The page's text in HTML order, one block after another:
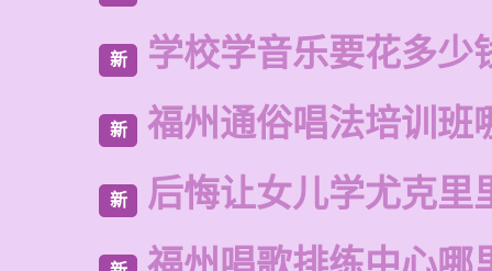
新 学校学音乐要花多少
新 福州通俗唱法培训班
新 后悔让女儿学尤克里